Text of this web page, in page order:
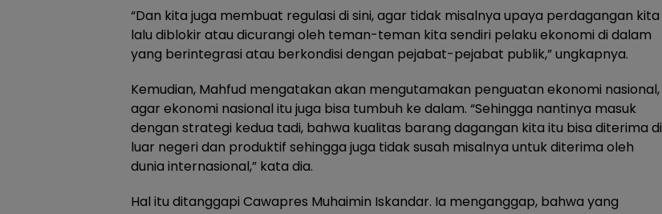
“Dan kita juga membuat regulasi di sini, agar tidak misalnya upaya perdagangan kita
lalu diblokir atau dicurangi oleh teman-teman kita sendiri pelaku ekonomi di dalam
yang berintegrasi atau berkondisi dengan pejabat-pejabat publik,” ungkapnya.
Kemudian, Mahfud mengatakan akan mengutamakan penguatan ekonomi nasional,
agar ekonomi nasional itu juga bisa tumbuh ke dalam. “Sehingga nantinya masuk
dengan strategi kedua tadi, bahwa kualitas barang dagangan kita itu bisa diterima di
luar negeri dan produktif sehingga juga tidak susah misalnya untuk diterima oleh
dunia internasional,” kata dia.
Hal itu ditanggapi Cawapres Muhaimin Iskandar. Ia menganggap, bahwa yang